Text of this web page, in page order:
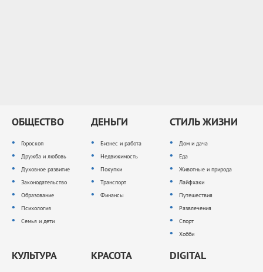
ОБЩЕСТВО
Гороскоп
Дружба и любовь
Духовное развитие
Законодательство
Образование
Психология
Семья и дети
ДЕНЬГИ
Бизнес и работа
Недвижимость
Покупки
Транспорт
Финансы
СТИЛЬ ЖИЗНИ
Дом и дача
Еда
Животные и природа
Лайфхаки
Путешествия
Развлечения
Спорт
Хобби
КУЛЬТУРА КРАСОТА DIGITAL